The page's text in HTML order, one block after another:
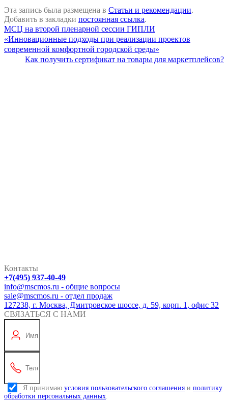
Эта запись была размещена в Статьи и рекомендации.
Добавить в закладки постоянная ссылка.
МСЦ на второй пленарной сессии ГИПЛИ
«Инновационные подходы при реализации проектов
современной комфортной городской среды»
Как получить сертификат на товары для маркетплейсов?
Контакты
+7(495) 937-40-49
info@mscmos.ru - общие вопросы
sale@mscmos.ru - отдел продаж
127238, г. Москва, Дмитровское шоссе, д. 59, корп. 1, офис 32
СВЯЗАТЬСЯ С НАМИ
Я принимаю условия пользовательского соглашения и политику
обработки персональных данных.